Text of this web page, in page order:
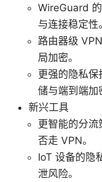
WireGuard
与连接稳定性。
路由器级
局加密。
更强的隐私
储与端到端加
新兴工具
更智能的分流
否走 VPN。
IoT 设备的隐
泄风险。